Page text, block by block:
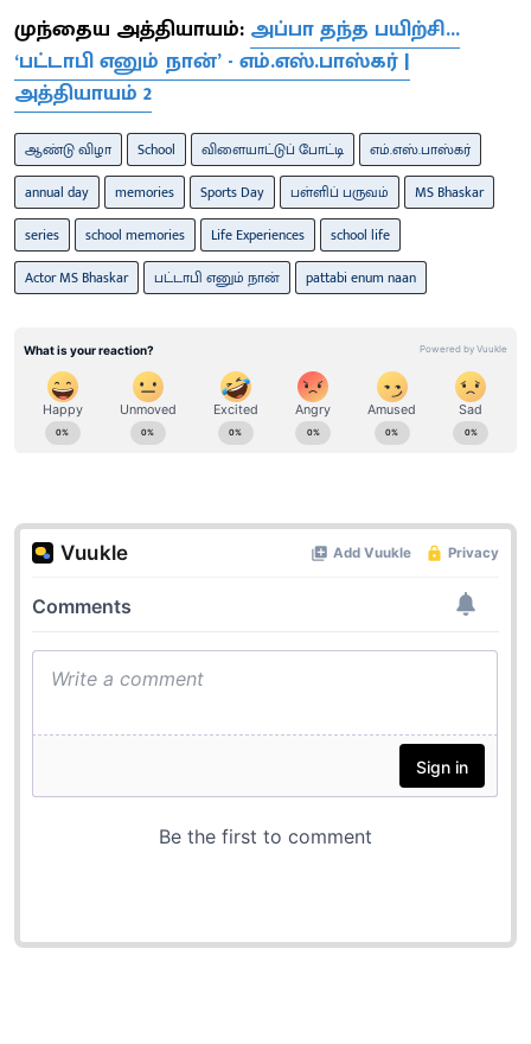
முந்தைய அத்தியாயம்: அப்பா தந்த பயிற்சி...
‘பட்டாபி எனும் நான்’ - எம்.எஸ்.பாஸ்கர் |
அத்தியாயம் 2
ஆண்டு விழா School விளையாட்டுப் போட்டி
எம்.எஸ்.பாஸ்கர்
annual day
memories Sports Day பள்ளிப் பருவம்
MS Bhaskar
series
school memories Life Experiences
school life
Actor MS Bhaskar
பட்டாபி எனும் நான் pattabi enum naan